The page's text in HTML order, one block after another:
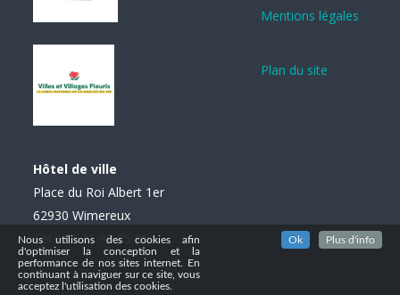
Hôtel de ville
Place du Roi Albert 1er
62930 Wimereux
Tél. : 03 21 99 85 85
Mentions légales
Plan du site
Nous utilisons des cookies afin
d'optimiser la conception et la
performance de nos sites internet. En
continuant à naviguer sur ce site, vous
acceptez l'utilisation des cookies.
Ok Plus d'info